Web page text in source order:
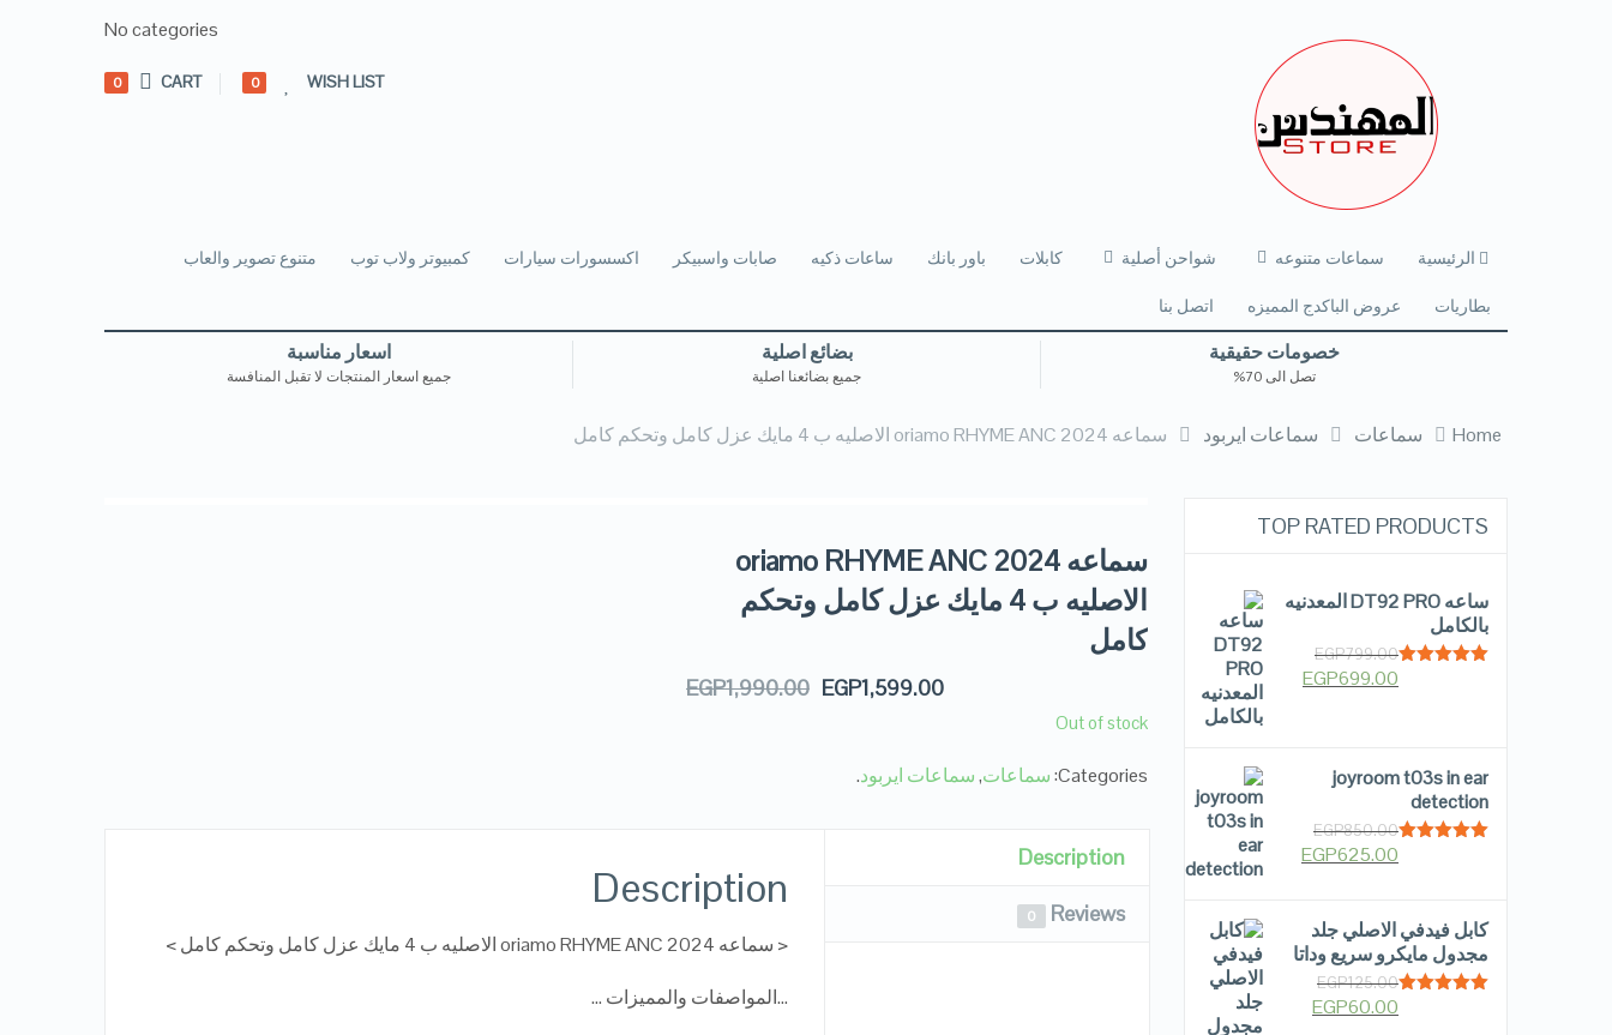
No categories
WISH LIST
0
CART
0
الرئيسية سماعات متنوعه شواحن أصلية كابلات باور بانك ساعات ذكيه صابات واسبيكر اكسسورات سيارات كمبيوتر ولاب توب متنوع تصوير والعاب
بطاريات عروض الباكدج المميزه اتصل بنا
خصومات حقيقية
تصل الى 70%
بضائع اصلية
جميع بضائعنا اصلية
اسعار مناسبة
جميع اسعار المنتجات لا تقبل المنافسة
Home سماعات سماعات ايربود سماعه oriamo RHYME ANC 2024 الاصليه ب 4 مايك عزل كامل وتحكم كامل
سماعه oriamo RHYME ANC 2024
الاصليه ب 4 مايك عزل كامل وتحكم
كامل
EGP1,990.00 EGP1,599.00
Out of stock
Categories: سماعات,سماعات ايربود.
Description
Reviews
0
Description
< سماعه oriamo RHYME ANC 2024 الاصليه ب 4 مايك عزل كامل وتحكم كامل >
…المواصفات والمميزات …
TOP RATED PRODUCTS
ساعه DT92 PRO المعدنيه
بالكامل
EGP799.00
EGP699.00
joyroom t03s in ear
detection
EGP850.00
EGP625.00
كابل فيدفي الاصلي جلد
مجدول مايكرو سريع وداتا
EGP125.00
EGP60.00